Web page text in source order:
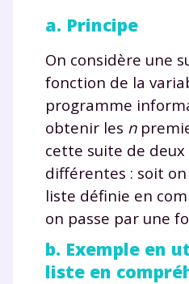
a. Principe
On considère une
fonction de la
programme
obtenir les n
cette suite de deux
différentes : soit
liste définie en
on passe par une
b. Exemple en
liste en